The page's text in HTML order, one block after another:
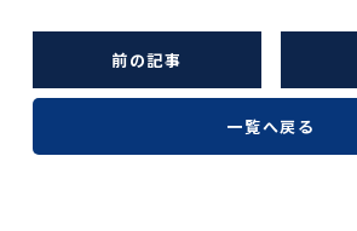
前の記事
一覧へ戻る